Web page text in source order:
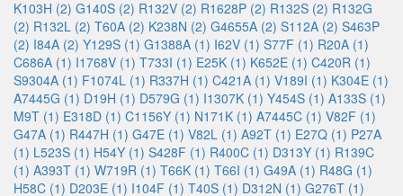
K103H (2) G140S (2) R132V (2) R1628P (2) R132S (2) R132G
(2) R132L (2) T60A (2) K238N (2) G4655A (2) S112A (2) S463P
(2) I84A (2) Y129S (1) G1388A (1) I62V (1) S77F (1) R20A (1)
C686A (1) I1768V (1) T733I (1) E25K (1) K652E (1) C420R (1)
S9304A (1) F1074L (1) R337H (1) C421A (1) V189I (1) K304E (1)
A7445G (1) D19H (1) D579G (1) I1307K (1) Y454S (1) A133S (1)
M9T (1) E318D (1) C1156Y (1) N171K (1) A7445C (1) V82F (1)
G47A (1) R447H (1) G47E (1) V82L (1) A92T (1) E27Q (1) P27A
(1) L523S (1) H54Y (1) S428F (1) R400C (1) D313Y (1) R139C
(1) A393T (1) W719R (1) T66K (1) T66I (1) G49A (1) R48G (1)
H58C (1) D203E (1) I104F (1) T40S (1) D312N (1) G276T (1)